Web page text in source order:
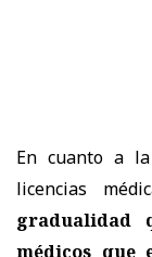
En cuanto a
licencias
gradualidad
médicos que